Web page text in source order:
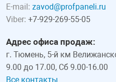
E-mail: zavod@profpaneli.ru
Viber: +7-929-269-55-05
Адрес офиса продаж:
г. Тюмень, 5-й км
9.00 до 17.00, Сб 9.00-16.00
Все контакты